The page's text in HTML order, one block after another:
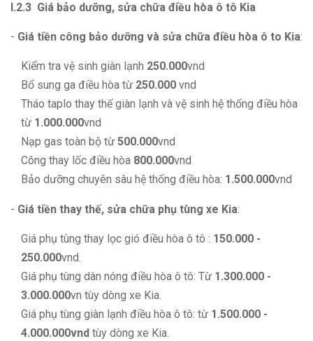
I.2.3 Giá bảo dưỡng, sửa chữa điều hòa ô tô Kia
- Giá tiền công bảo dưỡng và sửa chữa điều hòa ô to Kia:
Kiểm tra vệ sinh giàn lạnh 250.000vnd
Bổ sung ga điều hòa từ 250.000 vnd
Tháo taplo thay thế giàn lạnh và vệ sinh hệ thống điều hòa
từ 1.000.000vnd
Nạp gas toàn bộ từ 500.000vnd
Công thay lốc điều hòa 800.000vnd
Bảo dưỡng chuyên sâu hệ thống điều hòa: 1.500.000vnd
- Giá tiền thay thế, sửa chữa phụ tùng xe Kia:
Giá phụ tùng thay lọc gió điều hòa ô tô : 150.000 -
250.000vnd.
Giá phụ tùng dàn nóng điều hòa ô tô: Từ 1.300.000 -
3.000.000vn tùy dòng xe Kia.
Giá phụ tùng giàn lạnh điều hòa ô tô: từ 1.500.000 -
4.000.000vnd tùy dòng xe Kia.